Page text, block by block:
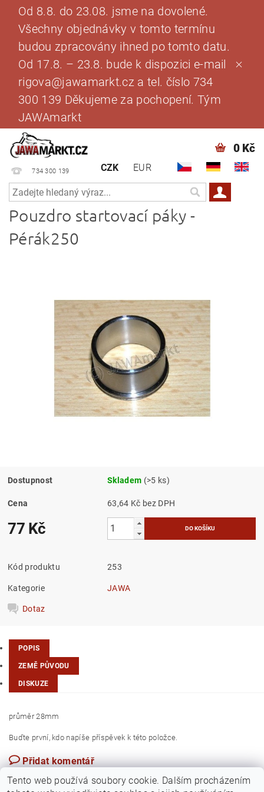
Od 8.8. do 23.08. jsme na dovolené.
Všechny objednávky v tomto termínu
budou zpracovány ihned po tomto datu.
Od 17.8. – 23.8. bude k dispozici e-mail
rigova@jawamarkt.cz a tel. číslo 734
300 139 Děkujeme za pochopení. Tým
JAWAmarkt
734 300 139 CZK EUR
0 Kč
Pouzdro startovací páky -
Pérák250
Dostupnost Skladem (>5 ks)
Cena 63,64 Kč bez DPH
77 Kč
Kód produktu 253
Kategorie JAWA
Dotaz
POPIS
ZEMĚ PŮVODU
DISKUZE
průměr 28mm
Buďte první, kdo napíše příspěvek k této položce.
Přidat komentář
Tento web používá soubory cookie. Dalším procházením